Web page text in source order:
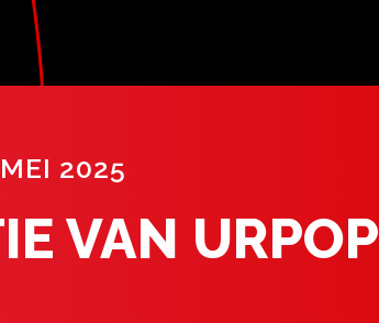
2025
VAN URPOP